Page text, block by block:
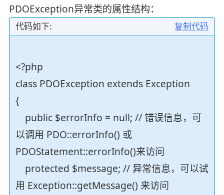
PDOException异常类的属性结构：
复制代码
代码如下:
<?php
class PDOException extends Exception
{
public $errorInfo = null; // 错误信息，可
以调用 PDO::errorInfo() 或
PDOStatement::errorInfo()来访问
protected $message; // 异常信息，可以试
用 Exception::getMessage() 来访问